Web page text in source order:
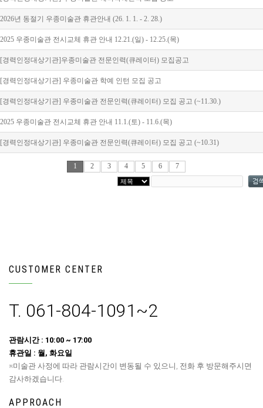
2026년 동절기 우종미술관 휴관안내 (26. 1. 1. - 2. 28.)
2025 우종미술관 전시교체 휴관 안내 12.21.(일) - 12.25.(목)
[경력인정대상기관]우종미술관 전문인력(큐레이터) 모집공고
[경력인정대상기관] 우종미술관 학예 인턴 모집 공고
[경력인정대상기관] 우종미술관 전문인력(큐레이터) 모집 공고 (~11.30.)
2025 우종미술관 전시교체 휴관 안내 11.1.(토) - 11.6.(목)
[경력인정대상기관] 우종미술관 전문인력(큐레이터) 모집 공고 (~10.31)
1 2 3 4 5 6 7
CUSTOMER CENTER
T. 061-804-1091~2
관람시간 : 10:00 ~ 17:00
휴관일 : 월, 화요일
※미술관 사정에 따라 관람시간이 변동될 수 있으니, 전화 후 방문해주시면
감사하겠습니다.
APPROACH